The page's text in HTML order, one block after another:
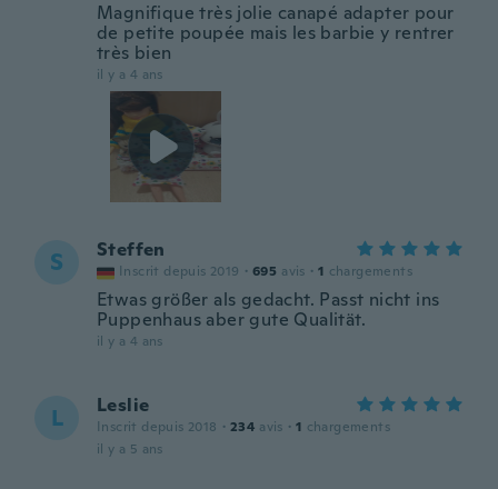
Magnifique très jolie canapé adapter pour
de petite poupée mais les barbie y rentrer
très bien
il y a 4 ans
S Steffen
Inscrit depuis 2019 · 695 avis · 1 chargements
Etwas größer als gedacht. Passt nicht ins
Puppenhaus aber gute Qualität.
il y a 4 ans
L Leslie
Inscrit depuis 2018 · 234 avis · 1 chargements
il y a 5 ans